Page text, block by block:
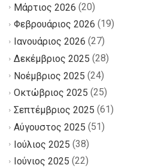
Μάρτιος 2026 (20)
Φεβρουάριος 2026 (19)
Ιανουάριος 2026 (27)
Δεκέμβριος 2025 (28)
Νοέμβριος 2025 (24)
Οκτώβριος 2025 (25)
Σεπτέμβριος 2025 (61)
Αύγουστος 2025 (51)
Ιούλιος 2025 (38)
Ιούνιος 2025 (22)